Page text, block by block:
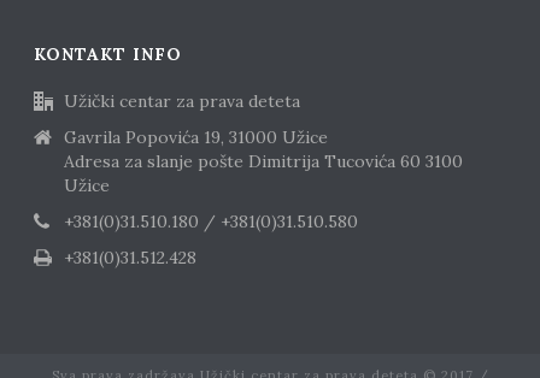
KONTAKT INFO
Užički centar za prava deteta
Gavrila Popovića 19, 31000 Užice
Adresa za slanje pošte Dimitrija Tucovića 60 3100
Užice
+381(0)31.510.180 / +381(0)31.510.580
+381(0)31.512.428